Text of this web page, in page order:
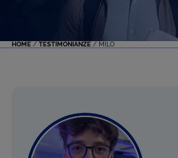
HOME / TESTIMONIANZE / MILO